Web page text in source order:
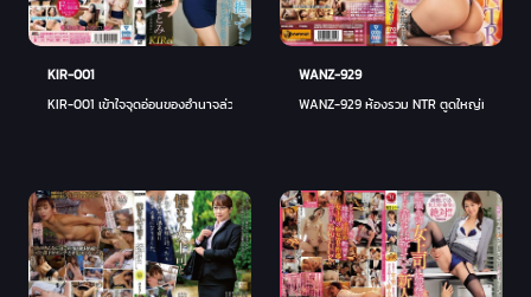
KIR-001
KIR-001 เข้าใจจุดอ่อนของอำนาจล่วงละเมิดเจ้านายหญิง ... วิธีการมีเพศสัมพันธ์กับเจ้านา
WANZ-929
WANZ-929 ห้องรวม NTR ตูดใหญ่ที่ออกแ